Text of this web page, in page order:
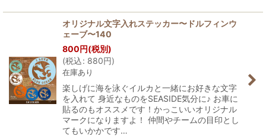
オリジナル文字入れステッカー〜ドルフィンウ
ェーブ〜140
800円(税別)
(税込: 880円)
在庫あり
楽しげに海を泳ぐイルカと一緒にお好きな文字
を入れて 身近なものをSEASIDE気分に♪ お車に
貼るのもオススメです！かっこいいオリジナル
マークになりますよ！ 仲間やチームの目印とし
てもいかかです…